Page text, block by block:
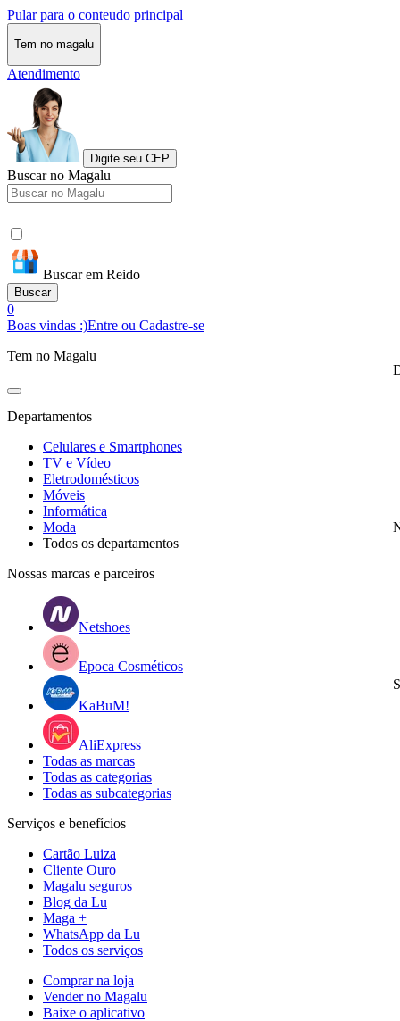
Pular para o conteudo principal
Tem no magalu
Atendimento
Digite seu CEP
Buscar no Magalu
Buscar em Reido
Buscar
0
Boas vindas :)Entre ou Cadastre-se
Tem no Magalu
Departamentos
Celulares e Smartphones
TV e Vídeo
Eletrodomésticos
Móveis
Informática
Moda
Todos os departamentos
Nossas marcas e parceiros
Netshoes
Epoca Cosméticos
KaBuM!
AliExpress
Todas as marcas
Todas as categorias
Todas as subcategorias
Serviços e benefícios
Cartão Luiza
Cliente Ouro
Magalu seguros
Blog da Lu
Maga +
WhatsApp da Lu
Todos os serviços
Comprar na loja
Vender no Magalu
Baixe o aplicativo